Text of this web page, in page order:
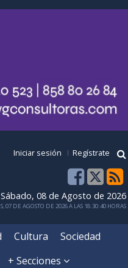
Iniciar sesión Regístrate
Sábado, 08 de Agosto de 2026
07 DE AGOSTO DE 2026 A LAS 18:30:40 HORAS
Cultura
Sociedad
+ Secciones